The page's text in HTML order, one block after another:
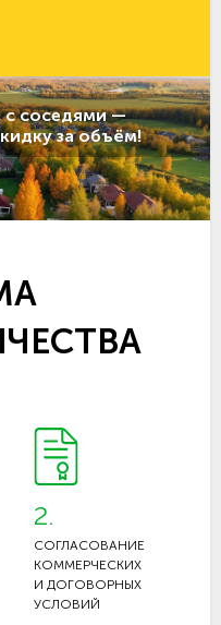
с соседями —
за объём!
2.
СОГЛАСОВАНИЕ
КОММЕРЧЕСКИХ
И ДОГОВОРНЫХ
УСЛОВИЙ